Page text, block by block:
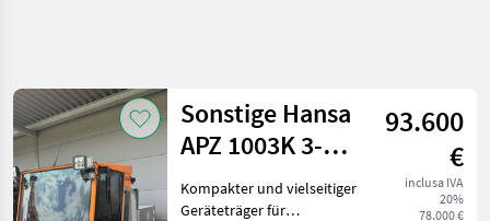
Sonstige Hansa
APZ 1003K 3-
Seitenkipper, BJ
2022
93.600
€
inclusa IVA
20%
78.000 €
Kompakter und vielseitiger
Geräteträger für